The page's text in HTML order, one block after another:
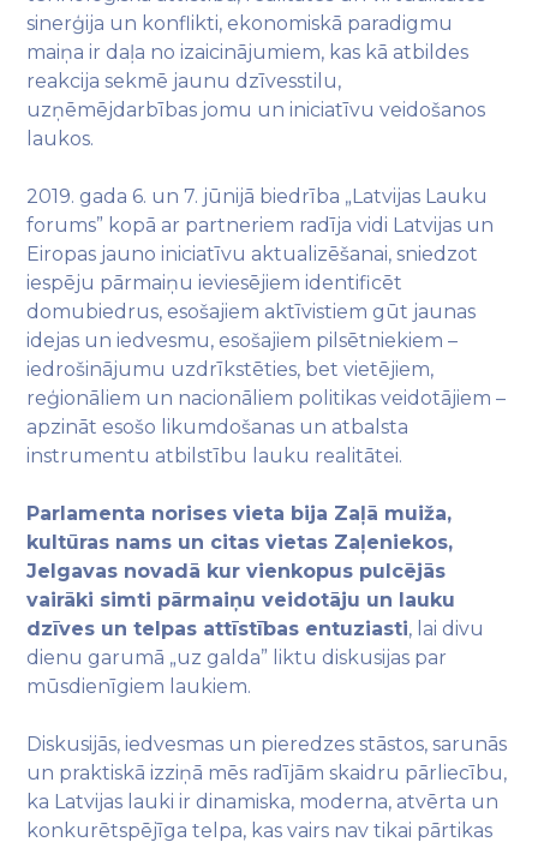
sinerģija un konflikti, ekonomiskā paradigmu
maiņa ir daļa no izaicinājumiem, kas kā atbildes
reakcija sekmē jaunu dzīvesstilu,
uzņēmējdarbības jomu un iniciatīvu veidošanos
laukos.
2019. gada 6. un 7. jūnijā biedrība „Latvijas Lauku
forums” kopā ar partneriem radīja vidi Latvijas un
Eiropas jauno iniciatīvu aktualizēšanai, sniedzot
iespēju pārmaiņu ieviesējiem identificēt
domubiedrus, esošajiem aktīvistiem gūt jaunas
idejas un iedvesmu, esošajiem pilsētniekiem –
iedrošinājumu uzdrīkstēties, bet vietējiem,
reģionāliem un nacionāliem politikas veidotājiem –
apzināt esošo likumdošanas un atbalsta
instrumentu atbilstību lauku realitātei.
Parlamenta norises vieta bija Zaļā muiža,
kultūras nams un citas vietas Zaļeniekos,
Jelgavas novadā kur vienkopus pulcējās
vairāki simti pārmaiņu veidotāju un lauku
dzīves un telpas attīstības entuziasti, lai divu
dienu garumā „uz galda” liktu diskusijas par
mūsdienīgiem laukiem.
Diskusijās, iedvesmas un pieredzes stāstos, sarunās
un praktiskā izziņā mēs radījām skaidru pārliecību,
ka Latvijas lauki ir dinamiska, moderna, atvērta un
konkurētspējīga telpa, kas vairs nav tikai pārtikas